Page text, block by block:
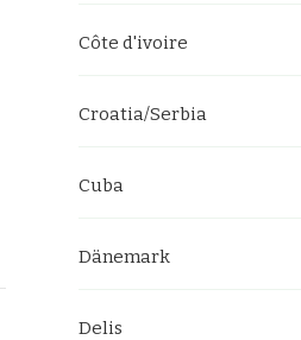
Côte d'ivoire
Croatia/Serbia
Cuba
Dänemark
Delis